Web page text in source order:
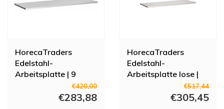
HorecaTraders
Edelstahl-
Arbeitsplatte | 9
Größen - 60cm SERIE
€420,00
€283,88
HorecaTraders
Edelstahl-
Arbeitsplatte lose |
1100 (L) x 700 (T)€517,44
€305,45